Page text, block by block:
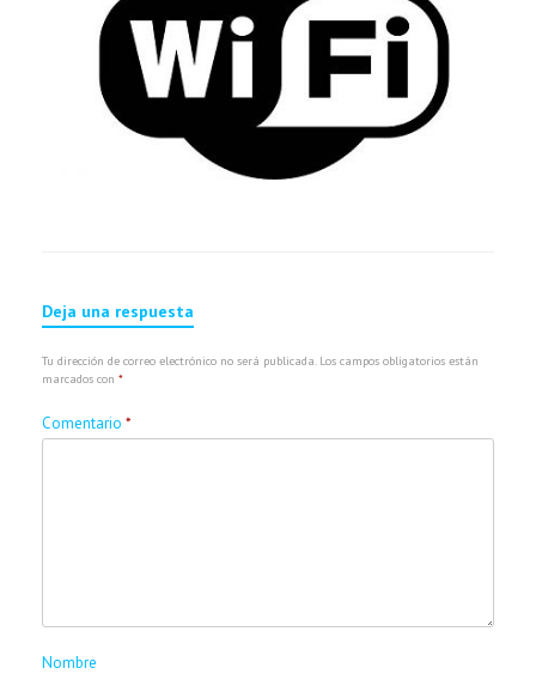
Deja una respuesta
Tu dirección de correo electrónico no será publicada. Los campos obligatorios están
marcados con *
Comentario *
Nombre